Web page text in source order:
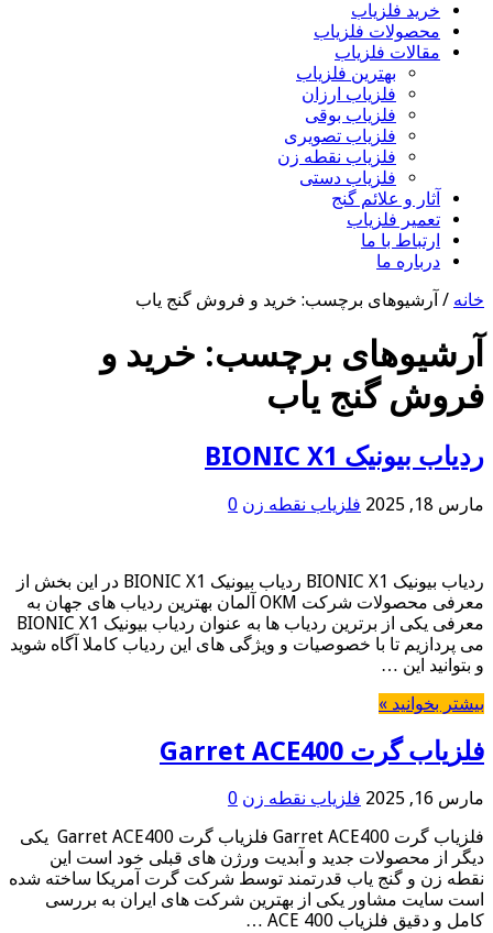
خرید فلزیاب
محصولات فلزیاب
مقالات فلزیاب
بهترین فلزیاب
فلزیاب ارزان
فلزیاب بوقی
فلزیاب تصویری
فلزیاب نقطه زن
فلزیاب دستی
آثار و علائم گنج
تعمیر فلزیاب
ارتباط با ما
درباره ما
خانه / آرشیوهای برچسب: خرید و فروش گنج یاب
آرشیوهای برچسب: خرید و
فروش گنج یاب
ردیاب بیونیک BIONIC X1
مارس 18, 2025 فلزیاب نقطه زن 0
ردیاب بیونیک BIONIC X1 ردیاب بیونیک BIONIC X1 در این بخش از
معرفی محصولات شرکت OKM آلمان بهترین ردیاب های جهان به
معرفی یکی از برترین ردیاب ها به عنوان ردیاب بیونیک BIONIC X1
می پردازیم تا با خصوصیات و ویژگی های این ردیاب کاملا آگاه شوید
و بتوانید این …
بیشتر بخوانید »
فلزیاب گرت Garret ACE400
مارس 16, 2025 فلزیاب نقطه زن 0
فلزیاب گرت Garret ACE400 فلزیاب گرت Garret ACE400 یکی
دیگر از محصولات جدید و آبدیت ورژن های قبلی خود است این
نقطه زن و گنج یاب قدرتمند توسط شرکت گرت آمریکا ساخته شده
است سایت مشاور یکی از بهترین شرکت های ایران به بررسی
کامل و دقیق فلزیاب ACE 400 …